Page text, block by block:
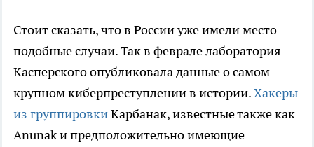
Стоит сказать, что в России уже имели место
подобные случаи. Так в феврале лаборатория
Касперского опубликовала данные о самом
крупном киберпреступлении в истории.Хакеры
из группировкиКарбанак, известные также как
Anunak и предположительно имеющие